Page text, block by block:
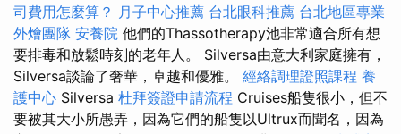
司費用怎麼算？ 月子中心推薦 台北眼科推薦 台北地區專業
外燴團隊 安養院 他們的Thassotherapy池非常適合所有想
要排毒和放鬆時刻的老年人。 Silversa由意大利家庭擁有，
Silversa談論了奢華，卓越和優雅。 經絡調理證照課程 養
護中心 Silversa 杜拜簽證申請流程 Cruises船隻很小，但不
要被其大小所愚弄，因為它們的船隻以Ultrux而聞名，因為